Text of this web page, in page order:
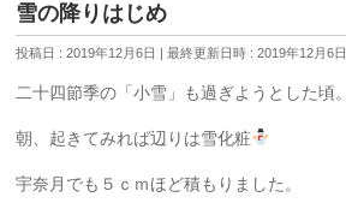
雪の降りはじめ
投稿日 : 2019年12月6日 最終更新日時 : 2019年12月6日
二十四節季の「小雪」も過ぎようとした頃。
朝、起きてみれば辺りは雪化粧
宇奈月でも５ｃｍほど積もりました。